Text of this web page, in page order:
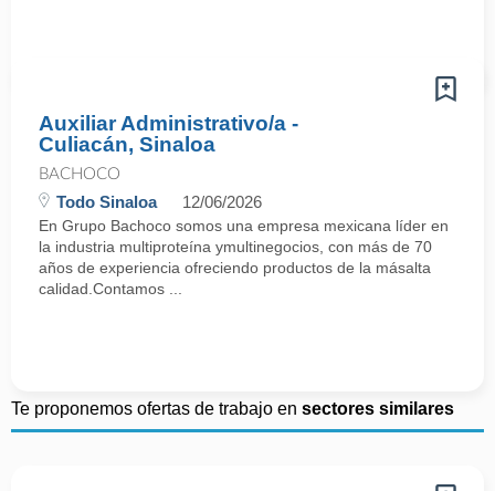
Auxiliar Administrativo/a -
Culiacán, Sinaloa
BACHOCO
Todo Sinaloa 12/06/2026
En Grupo Bachoco somos una empresa mexicana líder en
la industria multiproteína ymultinegocios, con más de 70
años de experiencia ofreciendo productos de la másalta
calidad.Contamos ...
Te proponemos ofertas de trabajo en sectores similares